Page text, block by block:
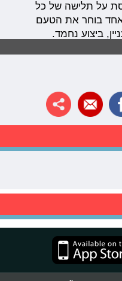
על תלישה של כל
אחד בוחר את הטעם
ביצוע נחמד.